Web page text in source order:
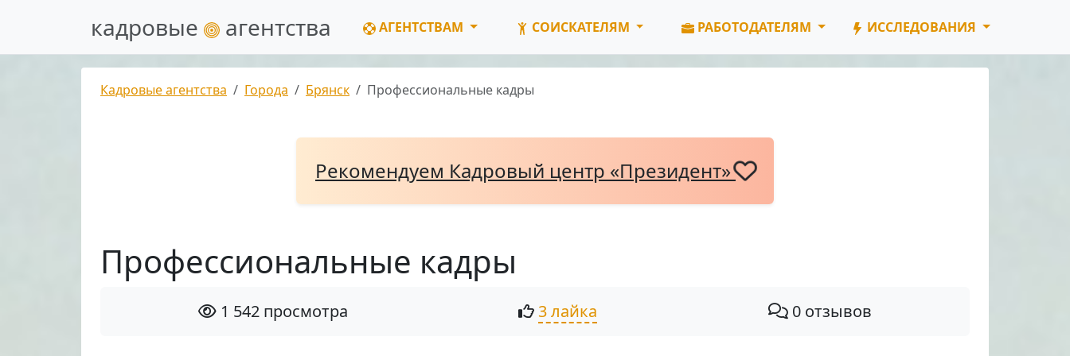
кадровые агентства АГЕНТСТВАМ СОИСКАТЕЛЯМ РАБОТОДАТЕЛЯМ ИССЛЕДОВАНИЯ
Кадровые агентства Города Брянск Профессиональные кадры
Рекомендуем Кадровый центр «Президент»
Профессиональные кадры
1 542 просмотра 3 лайка 0 отзывов